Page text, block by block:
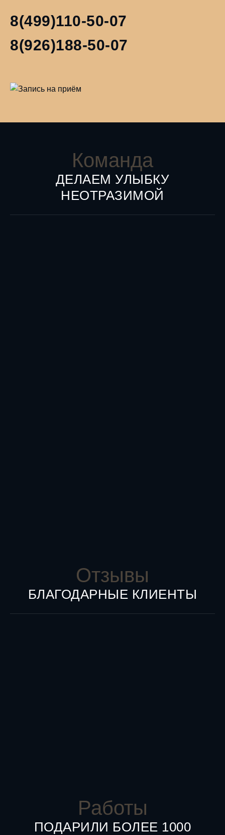
8(499)110-50-07
8(926)188-50-07
ДЕЛАЕМ УЛЫБКУ
НЕОТРАЗИМОЙ
Команда
БЛАГОДАРНЫЕ КЛИЕНТЫ
Отзывы
ПОДАРИЛИ БОЛЕЕ 1000
Работы